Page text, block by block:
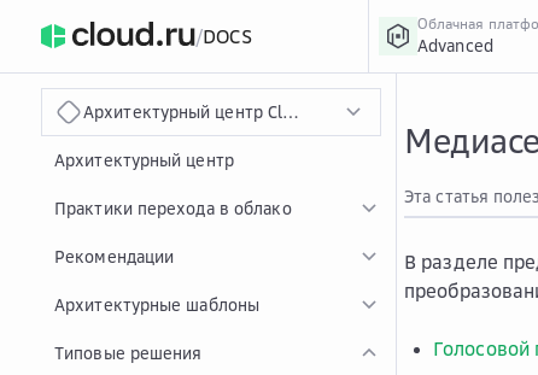
/DOCS
Облачная
Advanced
Архитектурный центр Cloud.ru
Архитектурный центр
Практики перехода в облако
Рекомендации
Архитектурные шаблоны
Типовые решения
Эта статья
В разделе